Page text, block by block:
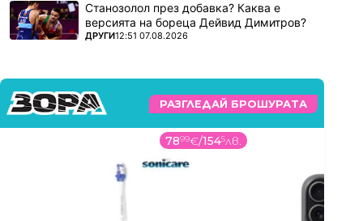
Станозолол през добавка? Каква е
версията на бореца Дейвид Димитров?
ПОВЕЧЕ ОТ
ДРУГИ12:51 07.08.2026
РАЗГЛЕДАЙ БРОШУРАТА
7899€/1545лв.